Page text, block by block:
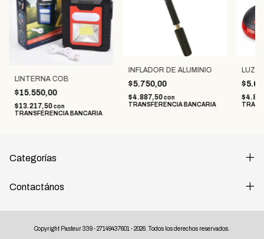
LINTERNA COB
$15.550,00
$13.217,50con
TRANSFERENCIA BANCARIA
INFLADOR DE ALUMINIO
$5.750,00
$4.887,50con
TRANSFERENCIA BANCARIA
LUZ
Categorías
Contactános
Copyright Pasteur 339 - 27149437601 - 2026. Todos los derechos reservados.